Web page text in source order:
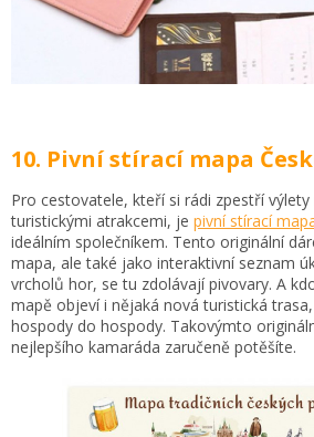
10. Pivní stírací mapa
Pro cestovatele, kteří si rádi zpestří
turistickými atrakcemi, je pivní stírací
ideálním společníkem. Tento originální
mapa, ale také jako interaktivní seznam
vrcholů hor, se tu zdolávají pivovary. A
mapě objeví i nějaká nová turistická
hospody do hospody. Takovýmto
nejlepšího kamaráda zaručeně potěšíte.